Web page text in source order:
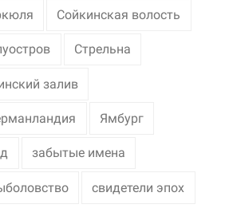
Сойкинская волость
Стрельна
залив
Ямбург
забытые имена
свидетели эпох